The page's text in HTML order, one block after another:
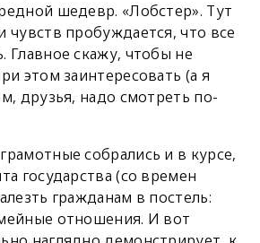
шедевр. «Лобстер». Тут
чувств пробуждается, что все
Главное скажу, чтобы не
этом заинтересовать (а я
друзья, надо смотреть по-
собрались и в курсе,
государства (со времен
гражданам в постель:
отношения. И вот